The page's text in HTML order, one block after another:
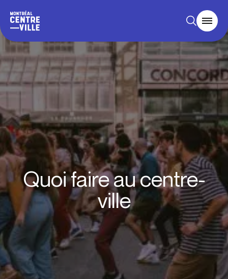
Quoi faire au centre-
ville